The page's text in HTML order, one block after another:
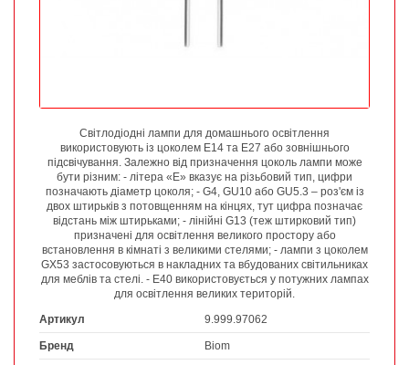
Світлодіодні лампи для домашнього освітлення
використовують із цоколем Е14 та Е27 або зовнішнього
підсвічування. Залежно від призначення цоколь лампи може
бути різним: - літера «Е» вказує на різьбовий тип, цифри
позначають діаметр цоколя; - G4, GU10 або GU5.3 – роз'єм із
двох штирьків з потовщенням на кінцях, тут цифра позначає
відстань між штирьками; - лінійні G13 (теж штирковий тип)
призначені для освітлення великого простору або
встановлення в кімнаті з великими стелями; - лампи з цоколем
GX53 застосовуються в накладних та вбудованих світильниках
для меблів та стелі. - Е40 використовується у потужних лампах
для освітлення великих територій.
Артикул
9.999.97062
Бренд Biom